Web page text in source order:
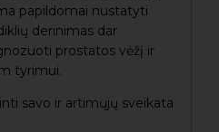
papildomai nustatyti
derinimas dar
prostatos vėžį ir
tyrimui.
savo ir artimųjų sveikata